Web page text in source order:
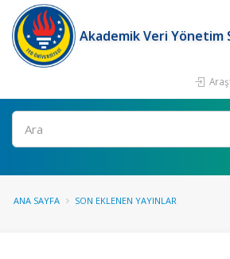
Akademik Veri Yönetim
Ara
ANA SAYFA SON EKLENEN YAYINLAR